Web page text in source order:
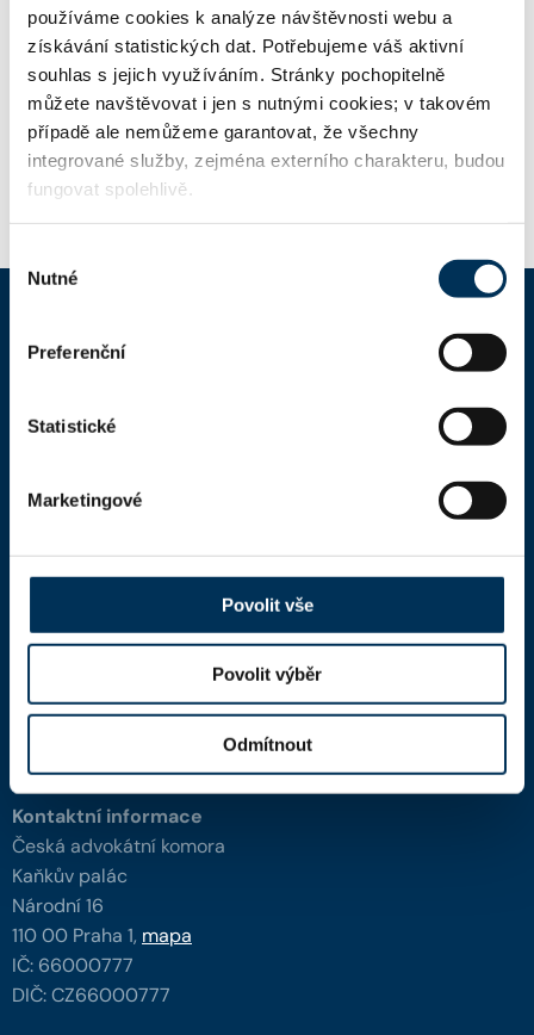
používáme cookies k analýze návštěvnosti webu a
získávání statistických dat. Potřebujeme váš aktivní
souhlas s jejich využíváním. Stránky pochopitelně
můžete navštěvovat i jen s nutnými cookies; v takovém
případě ale nemůžeme garantovat, že všechny
integrované služby, zejména externího charakteru, budou
fungovat spolehlivě.
souhlasu
Nutné
Preferenční
Statistické
Marketingové
Povolit vše
Povolit výběr
Odmítnout
Telefon: 222 814 911
Fax: 222 814 915
ČAK
Domů
Dokumenty a formuláře
Portál ČAK
Kontaktní informace
Česká advokátní komora
Kaňkův palác
Národní 16
110 00 Praha 1, mapa
IČ: 66000777
DIČ: CZ66000777